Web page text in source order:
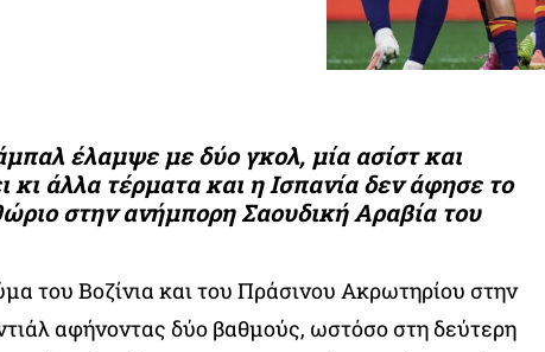
έλαμψε με δύο γκολ, μία ασίστ και
κι άλλα τέρματα και η Ισπανία δεν άφησε το
στην ανήμπορη Σαουδική Αραβία του
του Βοζίνια και του Πράσινου Ακρωτηρίου στην
αφήνοντας δύο βαθμούς, ωστόσο στη δεύτερη